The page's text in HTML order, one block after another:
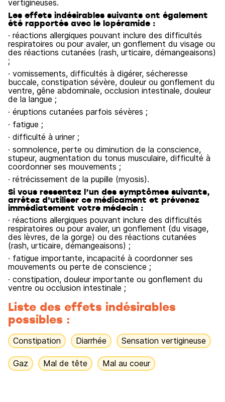
vertigineuses.
Les effets indésirables suivants ont également
été rapportés avec le lopéramide :
· réactions allergiques pouvant inclure des difficultés
respiratoires ou pour avaler, un gonflement du visage ou
des réactions cutanées (rash, urticaire, démangeaisons)
;
· vomissements, difficultés à digérer, sécheresse
buccale, constipation sévère, douleur ou gonflement du
ventre, gêne abdominale, occlusion intestinale, douleur
de la langue ;
· éruptions cutanées parfois sévères ;
· fatigue ;
· difficulté à uriner ;
· somnolence, perte ou diminution de la conscience,
stupeur, augmentation du tonus musculaire, difficulté à
coordonner ses mouvements ;
· rétrécissement de la pupille (myosis).
Si vous ressentez l’un des symptômes suivants,
arrêtez d'utiliser ce médicament et prévenez
immédiatement votre médecin :
· réactions allergiques pouvant inclure des difficultés
respiratoires ou pour avaler, un gonflement (du visage,
des lèvres, de la gorge) ou des réactions cutanées
(rash, urticaire, démangeaisons) ;
· fatigue importante, incapacité à coordonner ses
mouvements ou perte de conscience ;
· constipation, douleur importante ou gonflement du
ventre ou occlusion intestinale ;
Liste des effets indésirables
possibles :
Constipation Diarrhée Sensation vertigineuse
Gaz Mal de tête Mal au coeur